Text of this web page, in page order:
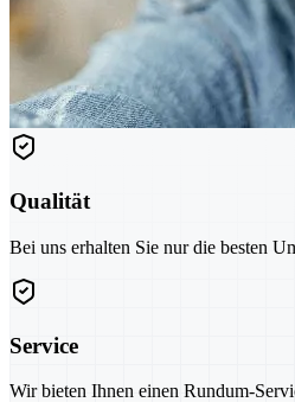
Qualität
Bei uns erhalten Sie nur die besten
Service
Wir bieten Ihnen einen Rundum-